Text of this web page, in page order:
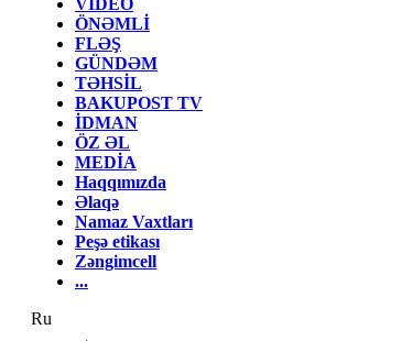
VİDEO
ÖNƏMLİ
FLƏŞ
GÜNDƏM
TƏHSİL
BAKUPOST TV
İDMAN
ÖZ ƏL
MEDİA
Haqqımızda
Əlaqə
Namaz Vaxtları
Peşə etikası
Zəngimcell
...
Ru